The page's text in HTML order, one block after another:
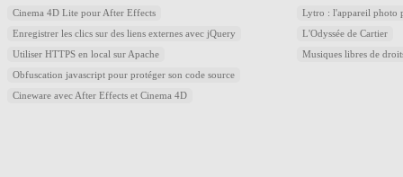
Cinema 4D Lite pour After Effects
Enregistrer les clics sur des liens externes avec jQuery
Utiliser HTTPS en local sur Apache
Obfuscation javascript pour protéger son code source
Cineware avec After Effects et Cinema 4D
Lytro : l'appareil photo
L'Odyssée de Cartier
Musiques libres de